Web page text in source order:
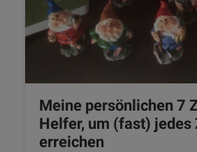
Meine persönlichen 7
Helfer, um (fast) jedes
erreichen